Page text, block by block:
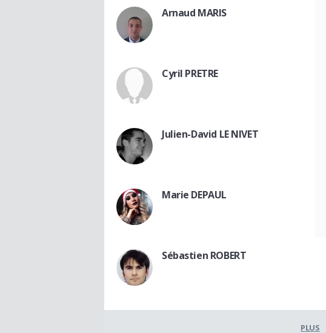
Arnaud MARIS
Cyril PRETRE
Julien-David LE NIVET
Marie DEPAUL
Sébastien ROBERT
PLUS